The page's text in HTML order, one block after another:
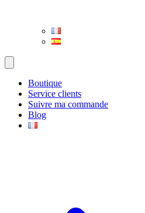
Boutique
Service clients
Suivre ma commande
Blog